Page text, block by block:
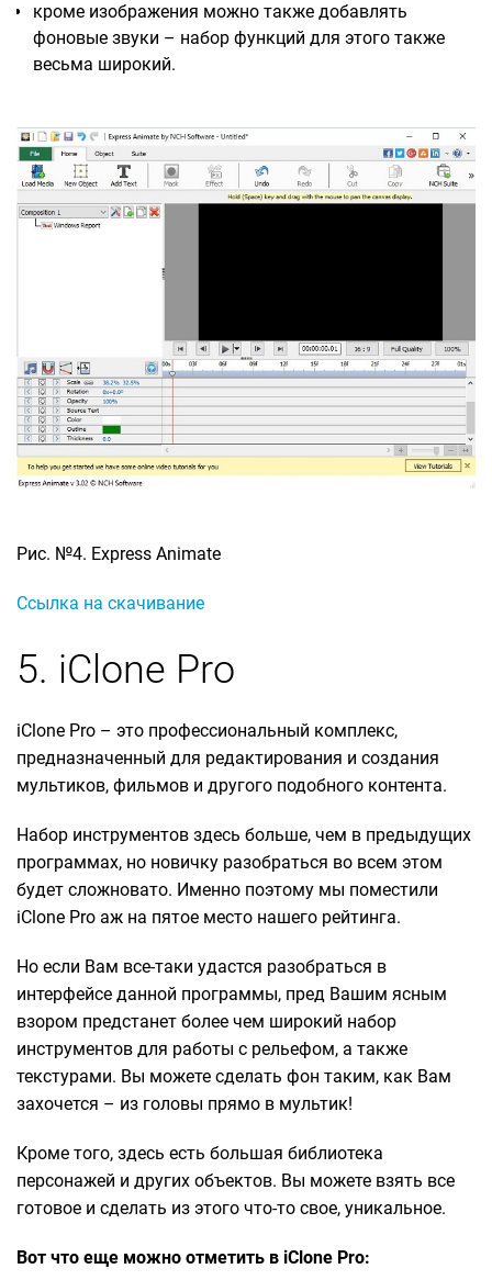
кроме изображения можно также добавлять
фоновые звуки – набор функций для этого также
весьма широкий.
Рис. №4. Express Animate
Ссылка на скачивание
5. iClone Pro
iClone Pro – это профессиональный комплекс,
предназначенный для редактирования и создания
мультиков, фильмов и другого подобного контента.
Набор инструментов здесь больше, чем в предыдущих
программах, но новичку разобраться во всем этом
будет сложновато. Именно поэтому мы поместили
iClone Pro аж на пятое место нашего рейтинга.
Но если Вам все-таки удастся разобраться в
интерфейсе данной программы, пред Вашим ясным
взором предстанет более чем широкий набор
инструментов для работы с рельефом, а также
текстурами. Вы можете сделать фон таким, как Вам
захочется – из головы прямо в мультик!
Кроме того, здесь есть большая библиотека
персонажей и других объектов. Вы можете взять все
готовое и сделать из этого что-то свое, уникальное.
Вот что еще можно отметить в iClone Pro: